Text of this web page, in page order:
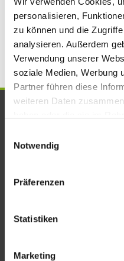
personalisieren,
zu können und die
analysieren. Außerdem
Verwendung unserer
soziale Medien, Werbung
Partner führen diese
weiteren Daten
Notwendig
Präferenzen
Statistiken
Marketing
Immobilienkauf Bad
Kreuznach
UNSERE